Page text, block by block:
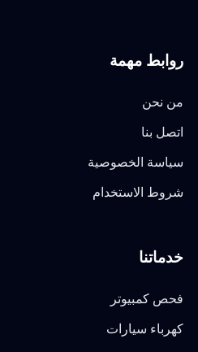
روابط مهمة
من نحن
اتصل بنا
سياسة الخصوصية
شروط الاستخدام
خدماتنا
فحص كمبيوتر
كهرباء سيارات